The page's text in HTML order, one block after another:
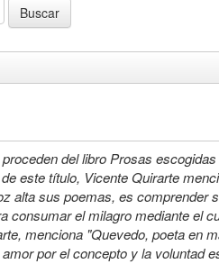
del libro Prosas
este título, Vicente Quirarte
alta sus poemas, es comprender
consumar el milagro mediante el
menciona "Quevedo, poeta en
por el concepto y la voluntad